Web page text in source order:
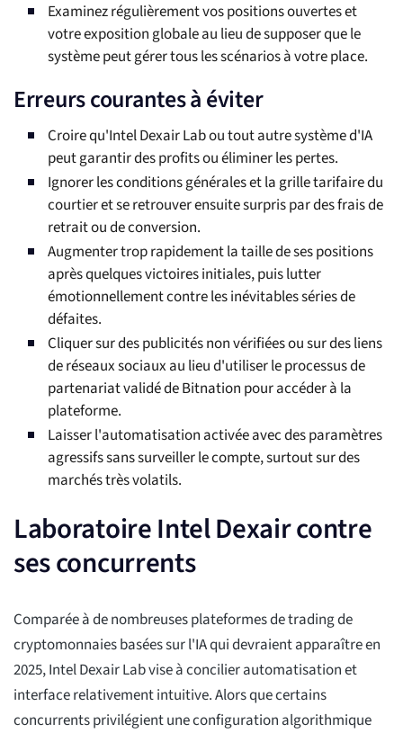
Examinez régulièrement vos positions ouvertes et
votre exposition globale au lieu de supposer que le
système peut gérer tous les scénarios à votre place.
Erreurs courantes à éviter
Croire qu'Intel Dexair Lab ou tout autre système d'IA
peut garantir des profits ou éliminer les pertes.
Ignorer les conditions générales et la grille tarifaire du
courtier et se retrouver ensuite surpris par des frais de
retrait ou de conversion.
Augmenter trop rapidement la taille de ses positions
après quelques victoires initiales, puis lutter
émotionnellement contre les inévitables séries de
défaites.
Cliquer sur des publicités non vérifiées ou sur des liens
de réseaux sociaux au lieu d'utiliser le processus de
partenariat validé de Bitnation pour accéder à la
plateforme.
Laisser l'automatisation activée avec des paramètres
agressifs sans surveiller le compte, surtout sur des
marchés très volatils.
Laboratoire Intel Dexair contre
ses concurrents
Comparée à de nombreuses plateformes de trading de
cryptomonnaies basées sur l'IA qui devraient apparaître en
2025, Intel Dexair Lab vise à concilier automatisation et
interface relativement intuitive. Alors que certains
concurrents privilégient une configuration algorithmique